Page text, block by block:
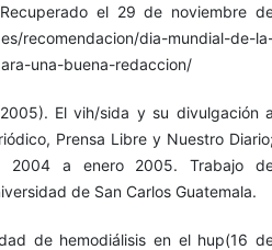
el 29 de noviembre
recomendacion/dia-mundial-de-
una-buena-redaccion/
El vih/sida y su divulgación
Prensa Libre y Nuestro
2004 a enero 2005. Trabajo
de San Carlos Guatemala.
de hemodiálisis en el hup(16